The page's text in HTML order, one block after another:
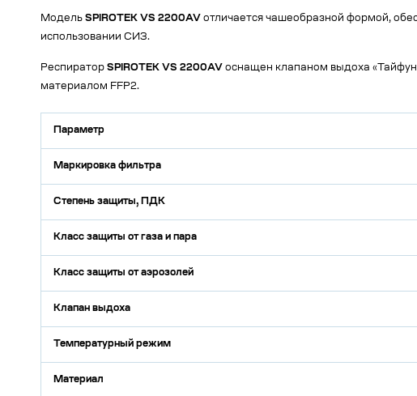
Модель SPIROTEK VS 2200AV отличается чашеобразной формой,
использовании СИЗ.
Респиратор SPIROTEK VS 2200AV оснащен клапаном выдоха
материалом FFP2.
Параметр
Маркировка фильтра
Степень защиты, ПДК
Класс защиты от газа и пара
Класс защиты от аэрозолей
Клапан выдоха
Температурный режим
Материал